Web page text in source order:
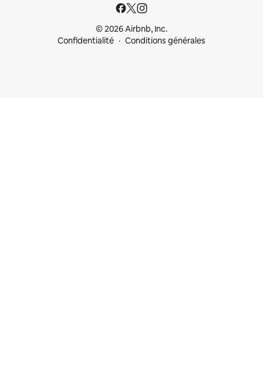
© 2026 Airbnb, Inc.
Confidentialité
Conditions générales